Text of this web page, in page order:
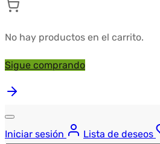
No hay productos en el carrito.
Sigue comprando
Iniciar sesión
Lista de deseos